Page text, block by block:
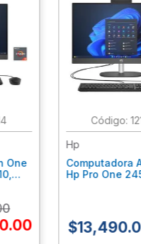
One
.00
:
Hp
Computadora
Hp Pro One
9P7K5La
$13,490.